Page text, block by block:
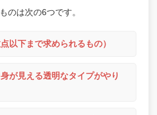
のは次の6つです。
以下まで求められるもの）
が見える透明なタイプがやり